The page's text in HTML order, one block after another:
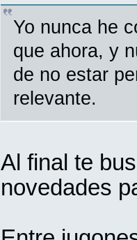
Yo nunca he
que ahora, y
de no estar
relevante.
Al final te
novedades